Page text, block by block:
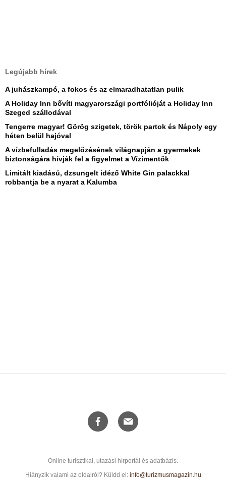
Legújabb hírek
A juhászkampó, a fokos és az elmaradhatatlan pulik
A Holiday Inn bővíti magyarországi portfólióját a Holiday Inn
Szeged szállodával
Tengerre magyar! Görög szigetek, török partok és Nápoly egy
héten belül hajóval
A vízbefulladás megelőzésének világnapján a gyermekek
biztonságára hívják fel a figyelmet a Vízimentők
Limitált kiadású, dzsungelt idéző White Gin palackkal
robbantja be a nyarat a Kalumba
Online turisztikai, utazási hírportál és adatbázis.
Hiányzik valami az oldalról? Küldd el: info@turizmusmagazin.hu